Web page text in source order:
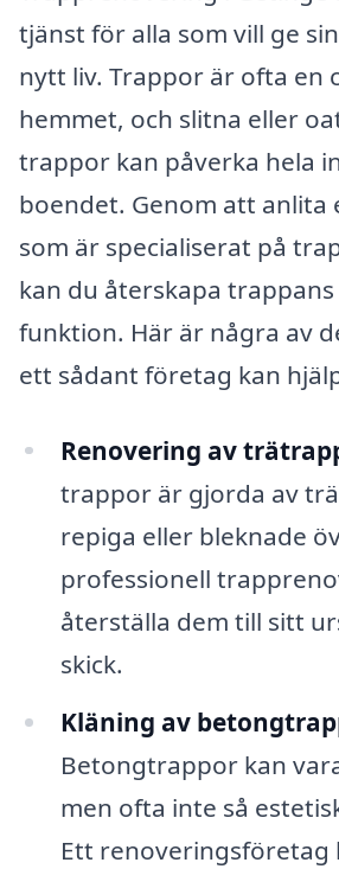
tjänst för alla som vill ge
nytt liv. Trappor är ofta en
hemmet, och slitna eller
trappor kan påverka hela
boendet. Genom att anlita
som är specialiserat på
kan du återskapa
funktion. Här är några av
ett sådant företag kan
Renovering av
trappor är gjorda av
repiga eller bleknade
professionell
återställa dem till sitt
skick.
Kläning av
Betongtrappor kan
men ofta inte så
Ett renoveringsföretag